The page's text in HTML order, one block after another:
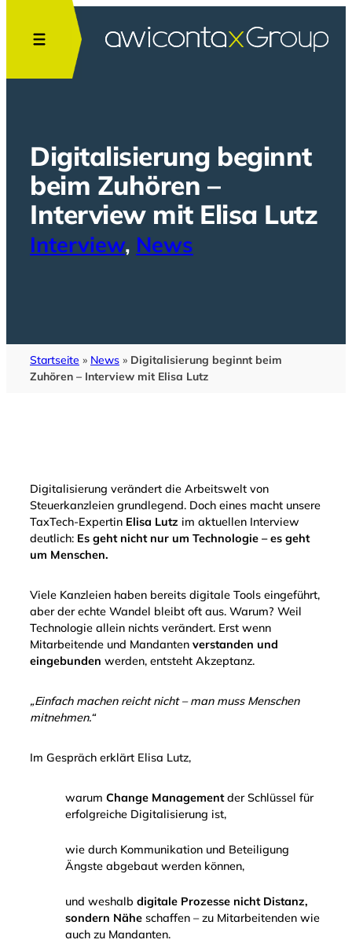
Inhalt
springen
Digitalisierung beginnt
beim Zuhören –
Interview mit Elisa Lutz
Interview, News
Startseite » News » Digitalisierung beginnt beim
Zuhören – Interview mit Elisa Lutz
Digitalisierung verändert die Arbeitswelt von
Steuerkanzleien grundlegend. Doch eines macht unsere
TaxTech-Expertin Elisa Lutz im aktuellen Interview
deutlich: Es geht nicht nur um Technologie – es geht
um Menschen.
Viele Kanzleien haben bereits digitale Tools eingeführt,
aber der echte Wandel bleibt oft aus. Warum? Weil
Technologie allein nichts verändert. Erst wenn
Mitarbeitende und Mandanten verstanden und
eingebunden werden, entsteht Akzeptanz.
„Einfach machen reicht nicht – man muss Menschen
mitnehmen.“
Im Gespräch erklärt Elisa Lutz,
warum Change Managementder Schlüssel für
erfolgreiche Digitalisierung ist,
wie durch Kommunikation und Beteiligung
Ängste abgebaut werden können,
und weshalb digitale Prozesse nicht Distanz,
sondern Nähe schaffen – zu Mitarbeitenden wie
auch zu Mandanten.